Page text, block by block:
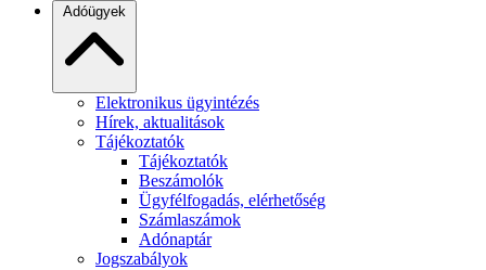
Adóügyek
Elektronikus ügyintézés
Hírek, aktualitások
Tájékoztatók
Tájékoztatók
Beszámolók
Ügyfélfogadás, elérhetőség
Számlaszámok
Adónaptár
Jogszabályok